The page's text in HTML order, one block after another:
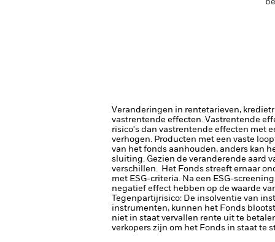
Veranderingen in rentetarieven,
vastrentende effecten. Vastrentende
risico's dan vastrentende effecten met
verhogen. Producten met een vaste
van het fonds aanhouden, anders kan
sluiting. Gezien de veranderende aard
verschillen. Het Fonds streeft ernaar
met ESG-criteria. Na een ESG-
negatief effect hebben op de waarde
Tegenpartijrisico: De insolventie van
instrumenten, kunnen het Fonds
niet in staat vervallen rente uit te
verkopers zijn om het Fonds in staat te